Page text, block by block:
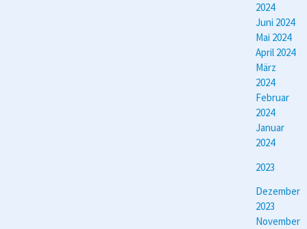
2024
Juni 2024
Mai 2024
April 2024
März
2024
Februar
2024
Januar
2024
2023
Dezember
2023
November